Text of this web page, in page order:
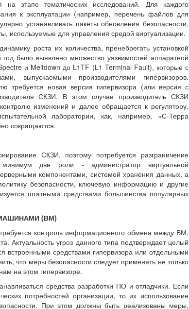
этапе тематических исследований. Для каждого
к эксплуатации (например, перечень файлов для
устанавливать пакеты обновления безопасности,
используемые для управления средой виртуализации.
роста их количества, пренебрегать установкой
было выявлено множество уязвимостей аппаратной
и Meltdown до L1TF (L1 Terminal Fault), которые с
выпускаемыми производителями гипервизоров.
требуется новая версия гипервизора (или версия с
СКЗИ. В этом случае производитель СКЗИ
изменений и далее обращается к регулятору.
лаборатории, как, например, «С-Терра
сокращаются.
СКЗИ, поэтому потребуется разграничение
две роли - администратор виртуальной
компонентами, системой хранения данных, а
безопасности, ключевую информацию и другие
штатными средствами большинства популярных
(ВМ)
контроль информационного обмена между ВМ,
Актуальность угроз данного типа подтверждает целый
встроенными средствами гипервизора или отдельными
что меры безопасности следует применять не только
на этом гипервизоре.
средства разработки ПО и отладчики. Если
потребностей организации, то их использование
При этом должны быть реализованы меры,